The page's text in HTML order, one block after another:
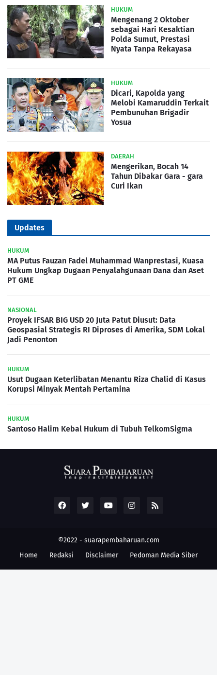
HUKUM
Mengenang 2 Oktober
sebagai Hari Kesaktian
Polda Sumut, Prestasi
Nyata Tanpa Rekayasa
HUKUM
Dicari, Kapolda yang
Melobi Kamaruddin Terkait
Pembunuhan Brigadir
Yosua
DAERAH
Mengerikan, Bocah 14
Tahun Dibakar Gara - gara
Curi Ikan
Updates
HUKUM
MA Putus Fauzan Fadel Muhammad Wanprestasi, Kuasa
Hukum Ungkap Dugaan Penyalahgunaan Dana dan Aset
PT GME
NASIONAL
Proyek IFSAR BIG USD 20 Juta Patut Diusut: Data
Geospasial Strategis RI Diproses di Amerika, SDM Lokal
Jadi Penonton
HUKUM
Usut Dugaan Keterlibatan Menantu Riza Chalid di Kasus
Korupsi Minyak Mentah Pertamina
HUKUM
Santoso Halim Kebal Hukum di Tubuh TelkomSigma
©2022 - suarapembaharuan.com
Home
Redaksi Disclaimer Pedoman Media Siber